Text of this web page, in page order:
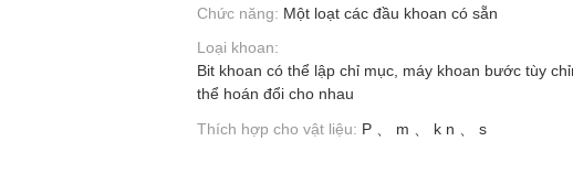
Chức năng: Một loạt các đầu khoan có sẵn
Loại khoan:
Bit khoan có thể lập chỉ mục, máy khoan bước tùy
thể hoán đổi cho nhau
Thích hợp cho vật liệu: P 、 m 、 k n 、 s